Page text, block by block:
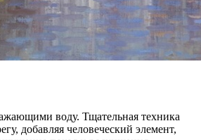
воду. Тщательная техника
добавляя человеческий элемент,